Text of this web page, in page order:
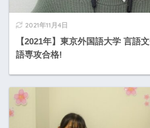
2021年11月4日
【2021年】東京外国語大学 言語
語専攻合格!